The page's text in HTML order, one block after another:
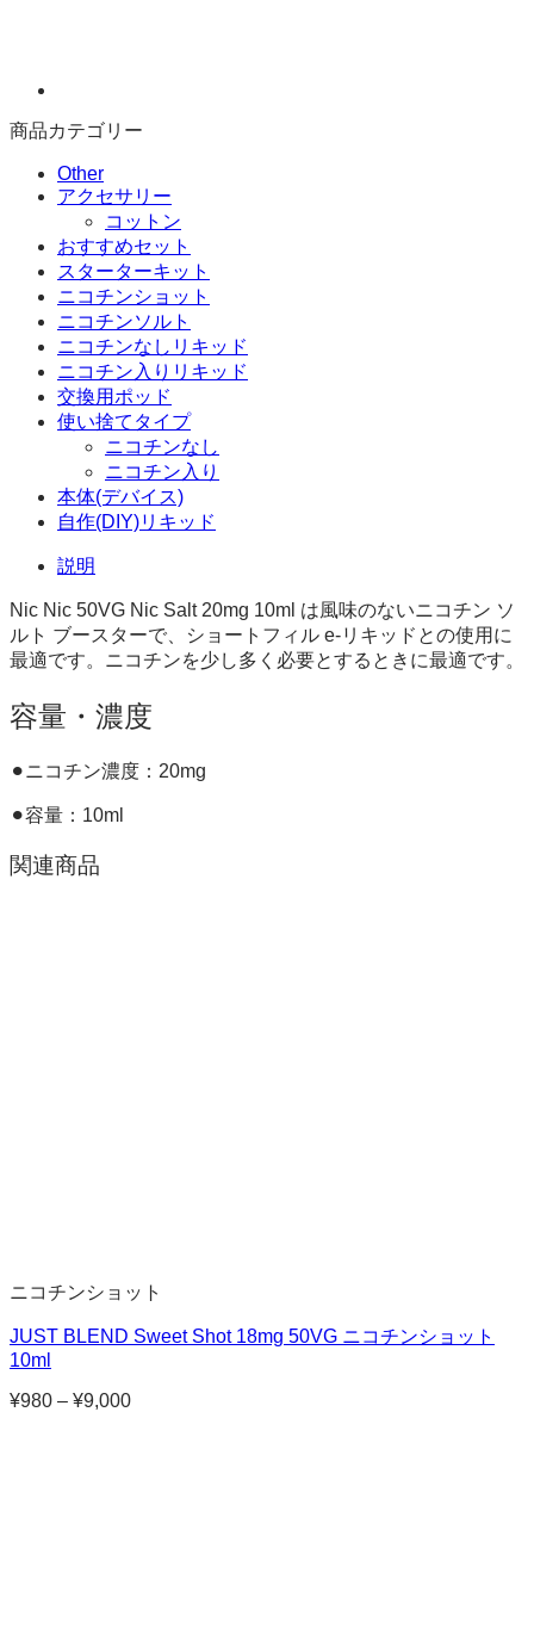
商品カテゴリー
Other
アクセサリー
コットン
おすすめセット
スターターキット
ニコチンショット
ニコチンソルト
ニコチンなしリキッド
ニコチン入りリキッド
交換用ポッド
使い捨てタイプ
ニコチンなし
ニコチン入り
本体(デバイス)
自作(DIY)リキッド
説明
Nic Nic 50VG Nic Salt 20mg 10ml は風味のないニコチン ソ
ルト ブースターで、ショートフィル e-リキッドとの使用に
最適です。ニコチンを少し多く必要とするときに最適です。
容量・濃度
⚫︎ニコチン濃度：20mg
⚫︎容量：10ml
関連商品
ニコチンショット
JUST BLEND Sweet Shot 18mg 50VG ニコチンショット
10ml
¥980 – ¥9,000価